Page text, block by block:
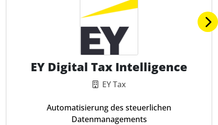
EY Digital Tax Intelligence
EY Tax
Automatisierung des steuerlichen
Datenmanagements